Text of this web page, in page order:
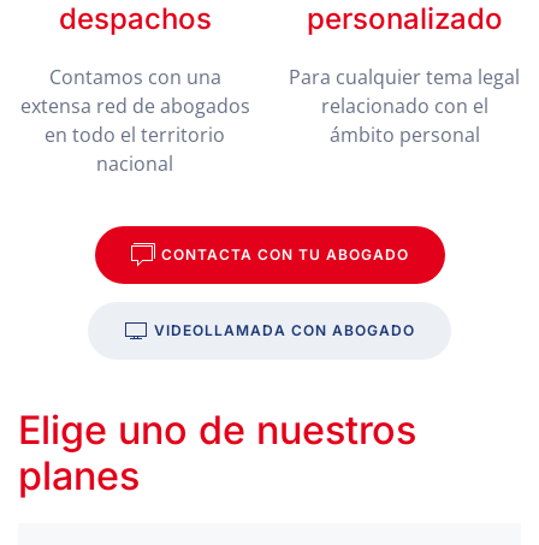
despachos
Contamos con una
extensa red de abogados
en todo el territorio
nacional
personalizado
Para cualquier tema legal
relacionado con el
ámbito personal
CONTACTA CON TU ABOGADO
VIDEOLLAMADA CON ABOGADO
Elige uno de nuestros
planes